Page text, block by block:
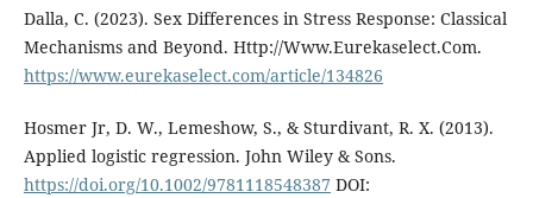
Dalla, C. (2023). Sex Differences in Stress Response: Classical
Mechanisms and Beyond. Http://Www.Eurekaselect.Com.
https://www.eurekaselect.com/article/134826
Hosmer Jr, D. W., Lemeshow, S., & Sturdivant, R. X. (2013).
Applied logistic regression. John Wiley & Sons.
https://doi.org/10.1002/9781118548387 DOI: